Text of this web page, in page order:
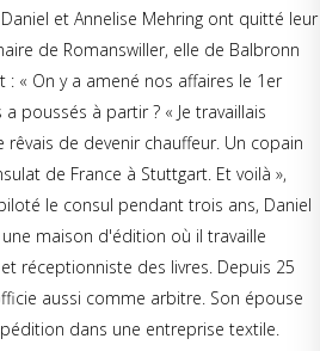
et Annelise Mehring ont quitté leur
de Romanswiller, elle de Balbronn
« On y a amené nos affaires le 1er
poussés à partir ? « Je travaillais
de devenir chauffeur. Un copain
de France à Stuttgart. Et voilà »,
le consul pendant trois ans, Daniel
maison d'édition où il travaille
réceptionniste des livres. Depuis 25
aussi comme arbitre. Son épouse
dans une entreprise textile.